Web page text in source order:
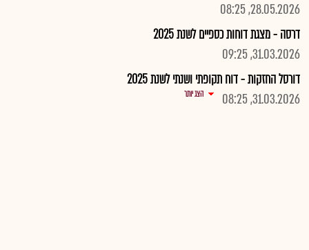
28.05.2026, 08:25
דרסה - מצגת דוחות כספיים לשנת 2025
31.03.2026, 09:25
דורסל החזקות - דוח תקופתי ושנתי לשנת 2025
31.03.2026, 08:25
הצג יותר